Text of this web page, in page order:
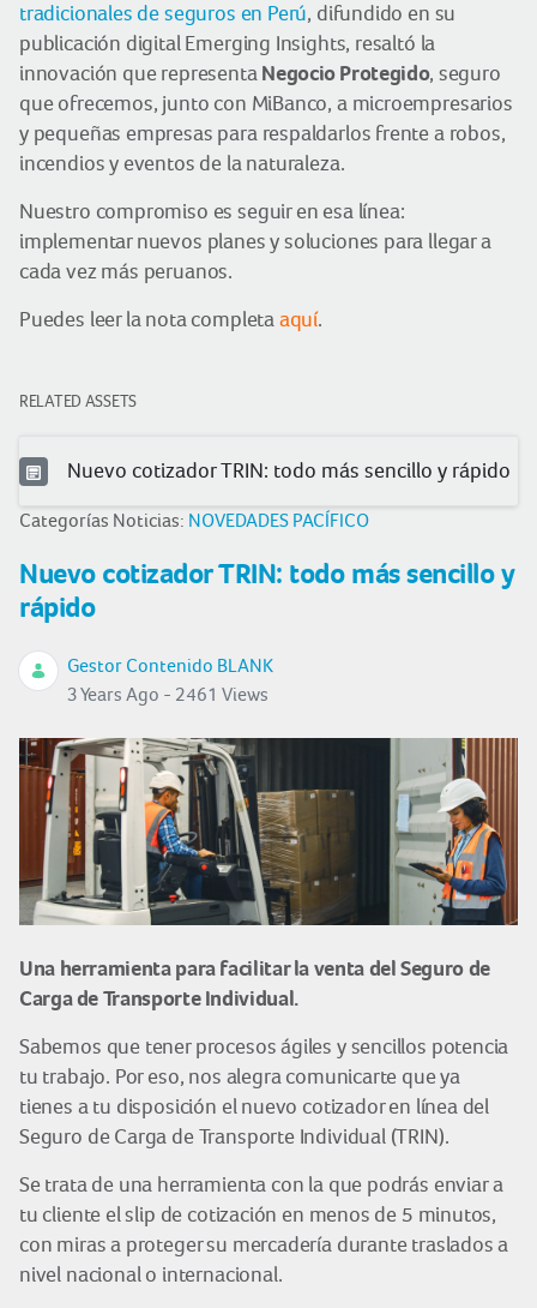
tradicionales de seguros en Perú, difundido en su
publicación digital Emerging Insights, resaltó la
innovación que representa Negocio Protegido, seguro
que ofrecemos, junto con MiBanco, a microempresarios
y pequeñas empresas para respaldarlos frente a robos,
incendios y eventos de la naturaleza.
Nuestro compromiso es seguir en esa línea:
implementar nuevos planes y soluciones para llegar a
cada vez más peruanos.
Puedes leer la nota completa aquí.
RELATED ASSETS
Nuevo cotizador TRIN: todo más sencillo y rápido
Categorías Noticias: NOVEDADES PACÍFICO
Nuevo cotizador TRIN: todo más sencillo y
rápido
Gestor Contenido BLANK
3 Years Ago - 2461 Views
Una herramienta para facilitar la venta del Seguro de
Carga de Transporte Individual.
Sabemos que tener procesos ágiles y sencillos potencia
tu trabajo. Por eso, nos alegra comunicarte que ya
tienes a tu disposición el nuevo cotizador en línea del
Seguro de Carga de Transporte Individual (TRIN).
Se trata de una herramienta con la que podrás enviar a
tu cliente el slip de cotización en menos de 5 minutos,
con miras a proteger su mercadería durante traslados a
nivel nacional o internacional.